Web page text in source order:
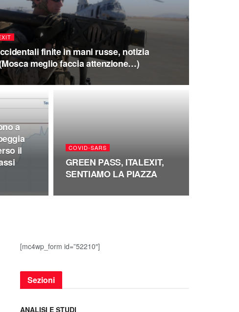
finite in mani russe, notizia
meglio faccia attenzione…)
a
il
COVID-SARS
GREEN PASS, ITALEXIT,
SENTIAMO LA PIAZZA
[mc4wp_form id=”52210″]
Sezioni
ANALISI E STUDI